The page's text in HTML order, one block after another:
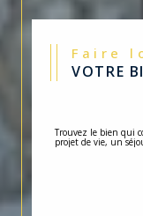
Faire
VOTRE
Trouvez le bien qui
projet de vie, un